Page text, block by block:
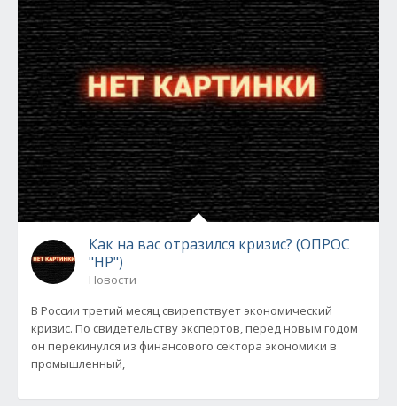
Как на вас отразился кризис? (ОПРОС
"НР")
Новости
В России третий месяц свирепствует экономический
кризис. По свидетельству экспертов, перед новым годом
он перекинулся из финансового сектора экономики в
промышленный,